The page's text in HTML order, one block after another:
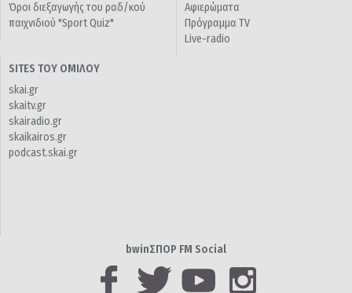
Όροι διεξαγωγής του ραδ/κού
παιχνιδιού "Sport Quiz"
Αφιερώματα
Πρόγραμμα TV
Live-radio
SITES ΤΟΥ ΟΜΙΛΟΥ
skai.gr
skaitv.gr
skairadio.gr
skaikairos.gr
podcast.skai.gr
bwinΣΠΟΡ FM Social